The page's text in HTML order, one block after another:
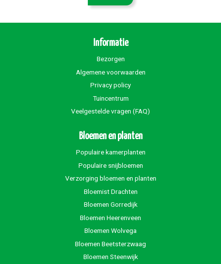
Informatie
Bezorgen
Algemene voorwaarden
Privacy policy
Tuincentrum
Veelgestelde vragen (FAQ)
Bloemen en planten
Populaire kamerplanten
Populaire snijbloemen
Verzorging bloemen en planten
Bloemist Drachten
Bloemen Gorredijk
Bloemen Heerenveen
Bloemen Wolvega
Bloemen Beetsterzwaag
Bloemen Steenwijk